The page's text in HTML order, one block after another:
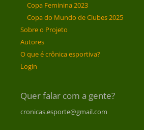
Copa Feminina 2023
Copa do Mundo de Clubes 2025
Sobre o Projeto
Autores
O que é crônica esportiva?
Login
Quer falar com a gente?
cronicas.esporte@gmail.com